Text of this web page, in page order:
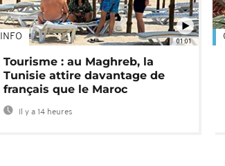
01:01
INFO
Tourisme : au Maghreb, la
Tunisie attire davantage de
français que le Maroc
Il y a 14 heures